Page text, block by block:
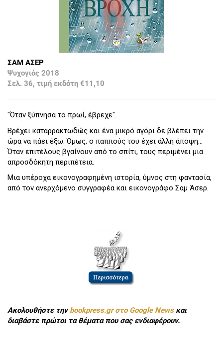
ΣΑΜ ΑΣΕΡ
Ψυχογιός 2018
Σελ. 36, τιμή εκδότη €11,10
"Όταν ξύπνησα το πρωί, έβρεχε".
Βρέχει καταρρακτωδώς και ένα μικρό αγόρι δε βλέπει την
ώρα να πάει έξω. Όμως, ο παππούς του έχει άλλη άποψη...
Όταν επιτέλους βγαίνουν από το σπίτι, τους περιμένει μια
απροσδόκητη περιπέτεια.
Μια υπέροχα εικονογραφημένη ιστορία, ύμνος στη φαντασία,
από τον ανερχόμενο συγγραφέα και εικονογράφο Σαμ Άσερ.
Ακολουθήστε τηνbookpress.gr στο Google Newsκαι
διαβάστε πρώτοι τα θέματα που σας ενδιαφέρουν.